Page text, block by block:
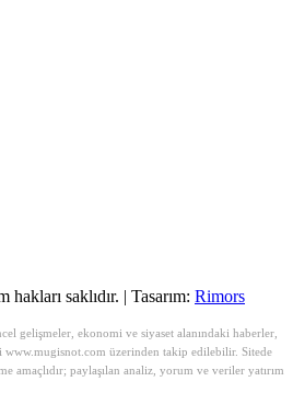
saklıdır. | Tasarım: Rimors
gelişmeler, ekonomi ve siyaset alanındaki haberler,
üzerinden takip edilebilir. Sitede
amaçlıdır; paylaşılan analiz, yorum ve veriler yatırım